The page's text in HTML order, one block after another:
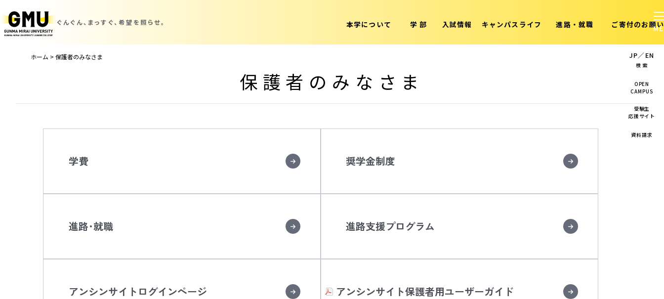
ぐんぐん、まっすぐ、 希望を照らせ。 本学について 学 部 入試情報 キャンパスライフ 進路・就職 ご寄付のお願い
ホーム > 保護者のみなさま
保護者のみなさま
学費 奨学金制度
進路･就職 進路支援プログラム
アンシンサイトログインページ アンシンサイト保護者用ユーザーガイド
JP／EN
検 索
OPEN
CAMPUS
受験生
応援サイト
資料請求